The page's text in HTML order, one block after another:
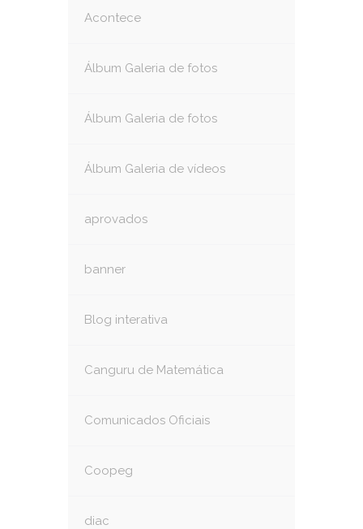
Acontece
Álbum Galeria de fotos
Álbum Galeria de fotos
Álbum Galeria de vídeos
aprovados
banner
Blog interativa
Canguru de Matemática
Comunicados Oficiais
Coopeg
diac